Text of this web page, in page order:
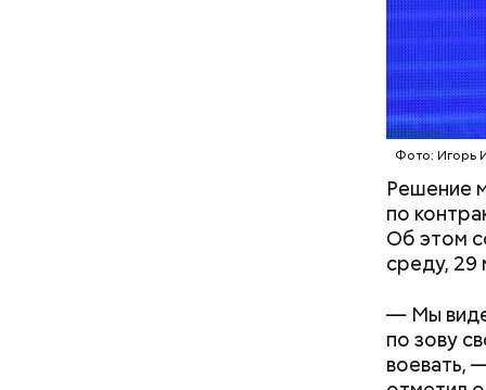
Фото: Игорь
Решение
по
Об этом
среду, 29
— Мы
по зову
воевать,
нужно
нельзя
не